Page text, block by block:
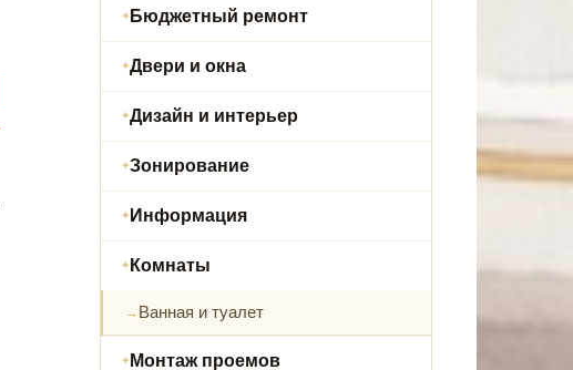
Бюджетный ремонт
Двери и окна
Дизайн и интерьер
Зонирование
Информация
Комнаты
Ванная и туалет
Монтаж проемов